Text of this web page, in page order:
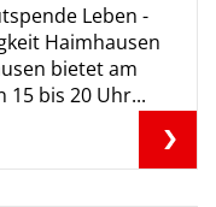
Leben -
Haimhausen
bietet am
15 bis 20 Uhr...